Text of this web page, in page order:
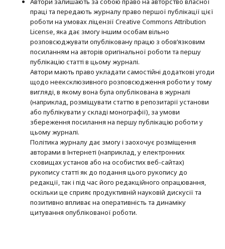
праці та передають журналу право першої публікації цієї
роботи на умовах ліцензії Creative Commons Attribution
License, яка дає змогу іншим особам вільно
розповсюджувати опубліковану працю з обов’язковим
посиланням на авторів оригінальної роботи та першу
публікацію статті в цьому журналі.
Автори мають право укладати самостійні додаткові угоди
щодо неексклюзивного розповсюдження роботи у тому
вигляді, в якому вона була опублікована в журналі
(наприклад, розміщувати статтю в репозитарії установи
або публікувати у складі монографії), за умови
збереження посилання на першу публікацію роботи у
цьому журналі.
Політика журналу дає змогу і заохочує розміщення
авторами в Інтернеті (наприклад, у електронних
сховищах установ або на особистих веб-сайтах)
рукопису статті як до подання цього рукопису до
редакції, так і під час його редакційного опрацювання,
оскільки це сприяє продуктивній науковій дискусії та
позитивно впливає на оперативність та динаміку
цитування опублікованої роботи.